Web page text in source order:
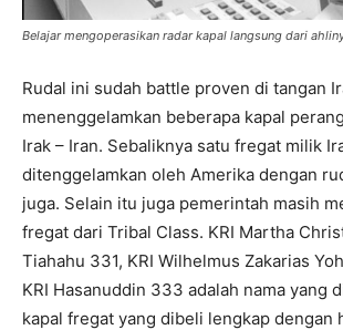
Belajar mengoperasikan radar kapal langsung dari
Rudal ini sudah battle proven di tangan
menenggelamkan beberapa kapal
Irak – Iran. Sebaliknya satu fregat milik
ditenggelamkan oleh Amerika dengan
juga. Selain itu juga pemerintah masih
fregat dari Tribal Class. KRI Martha
Tiahahu 331, KRI Wilhelmus Zakarias
KRI Hasanuddin 333 adalah nama yang
kapal fregat yang dibeli lengkap dengan